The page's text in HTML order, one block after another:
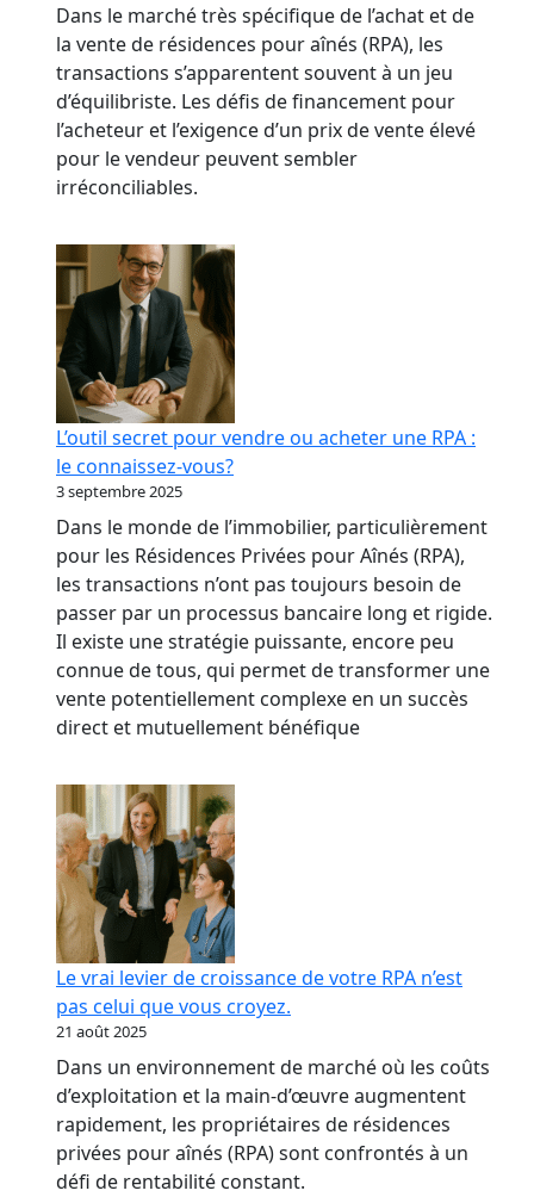
Dans le marché très spécifique de l’achat et de
la vente de résidences pour aînés (RPA), les
transactions s’apparentent souvent à un jeu
d’équilibriste. Les défis de financement pour
l’acheteur et l’exigence d’un prix de vente élevé
pour le vendeur peuvent sembler
irréconciliables.
L’outil secret pour vendre ou acheter une RPA :
le connaissez-vous?
3 septembre 2025
Dans le monde de l’immobilier, particulièrement
pour les Résidences Privées pour Aînés (RPA),
les transactions n’ont pas toujours besoin de
passer par un processus bancaire long et rigide.
Il existe une stratégie puissante, encore peu
connue de tous, qui permet de transformer une
vente potentiellement complexe en un succès
direct et mutuellement bénéfique
Le vrai levier de croissance de votre RPA n’est
pas celui que vous croyez.
21 août 2025
Dans un environnement de marché où les coûts
d’exploitation et la main-d’œuvre augmentent
rapidement, les propriétaires de résidences
privées pour aînés (RPA) sont confrontés à un
défi de rentabilité constant.